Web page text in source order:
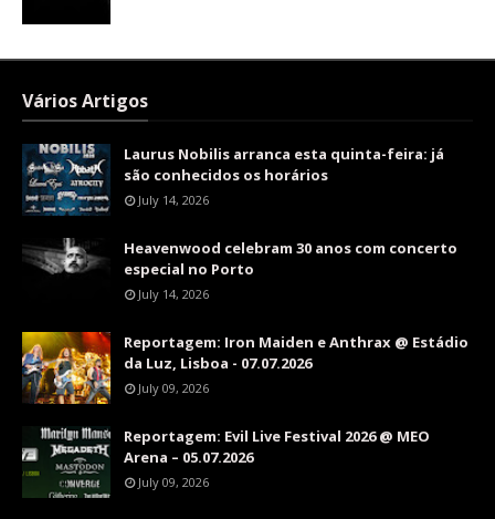
Vários Artigos
Laurus Nobilis arranca esta quinta-feira: já
são conhecidos os horários
July 14, 2026
Heavenwood celebram 30 anos com concerto
especial no Porto
July 14, 2026
Reportagem: Iron Maiden e Anthrax @ Estádio
da Luz, Lisboa - 07.07.2026
July 09, 2026
Reportagem: Evil Live Festival 2026 @ MEO
Arena – 05.07.2026
July 09, 2026